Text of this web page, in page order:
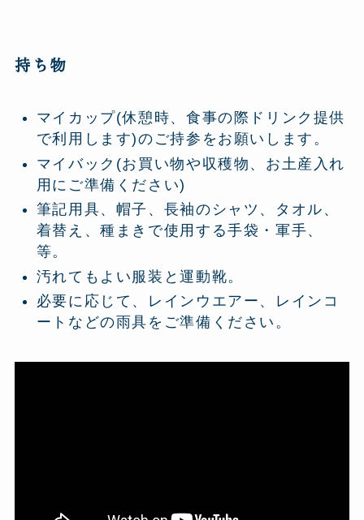
持ち物
マイカップ(休憩時、食事の際ドリンク提供
で利用します)のご持参をお願いします。
マイバック(お買い物や収穫物、お土産入れ
用にご準備ください)
筆記用具、帽子、長袖のシャツ、タオル、
着替え、種まきで使用する手袋・軍手、
等。
汚れてもよい服装と運動靴。
必要に応じて、レインウエアー、レインコ
ートなどの雨具をご準備ください。